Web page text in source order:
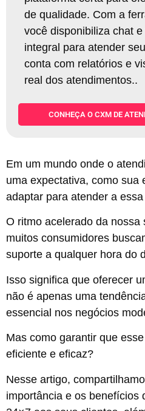
de qualidade. Com a
você disponibiliza chat
integral para atender
conta com relatórios e
real dos atendimentos..
CONHEÇA O CXM DE
Em um mundo onde o
uma expectativa, como sua
adaptar para atender a
O ritmo acelerado da nossa
muitos consumidores
suporte a qualquer hora do
Isso significa que oferecer
não é apenas uma
essencial nos negócios
Mas como garantir que
eficiente e eficaz?
Nesse artigo,
importância e os benefícios